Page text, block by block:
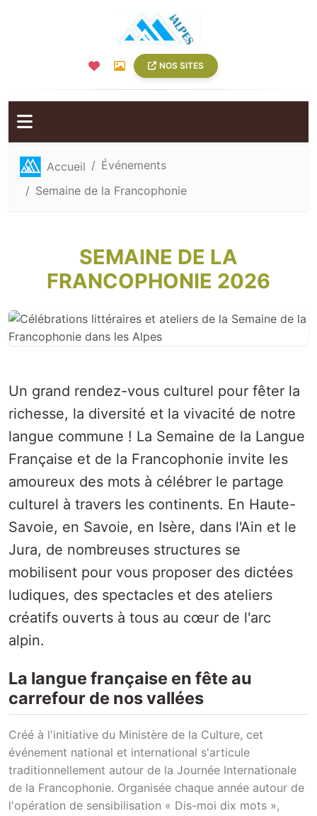
NOS SITES
Accueil
Événements
Semaine de la Francophonie
SEMAINE DE LA
FRANCOPHONIE 2026
Un grand rendez-vous culturel pour fêter la
richesse, la diversité et la vivacité de notre
langue commune ! La Semaine de la Langue
Française et de la Francophonie invite les
amoureux des mots à célébrer le partage
culturel à travers les continents. En Haute-
Savoie, en Savoie, en Isère, dans l'Ain et le
Jura, de nombreuses structures se
mobilisent pour vous proposer des dictées
ludiques, des spectacles et des ateliers
créatifs ouverts à tous au cœur de l'arc
alpin.
La langue française en fête au
carrefour de nos vallées
Créé à l'initiative du Ministère de la Culture, cet
événement national et international s'articule
traditionnellement autour de la Journée Internationale
de la Francophonie. Organisée chaque année autour de
l'opération de sensibilisation « Dis-moi dix mots »,